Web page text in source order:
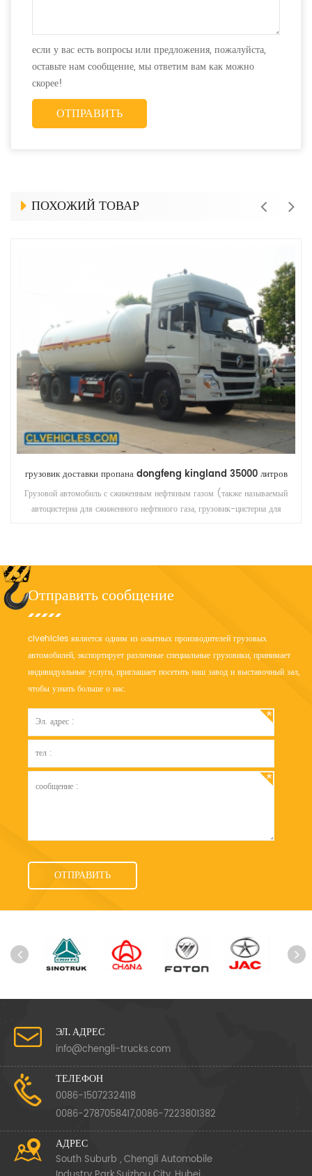
если у вас есть вопросы или предложения, пожалуйста,
оставьте нам сообщение, мы ответим вам как можно
скорее!
ПОХОЖИЙ ТОВАР
Автоцистерна Sinotruk Howo 8x4 35,5 куб.
Автоцистерна для сжиженного нефтяного газа используется для
транспортировки сжиженного нефтяного газа, как правило, с помощью
Отправить сообщение
clvehicles является одним из опытных производителей грузовых
автомобилей, экспортирует различные специальные грузовики, принимает
индивидуальные услуги, приглашает посетить наш завод и выставочный зал,
чтобы узнать больше о нас.
ЭЛ. АДРЕС
info@chengli-trucks.com
ТЕЛЕФОН
0086-15072324118
0086-2787058417,0086-7223801382
АДРЕС
South Suburb , Chengli Automobile